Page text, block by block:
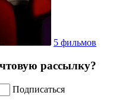
5 фильмов
рассылку?
Подписаться